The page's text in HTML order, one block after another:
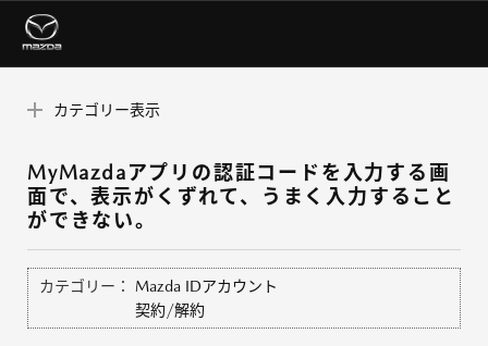
カテゴリー表示
MyMazdaアプリの認証コードを入力する画
面で、表示がくずれて、うまく入力すること
ができない。
カテゴリー：
Mazda IDアカウント
契約/解約